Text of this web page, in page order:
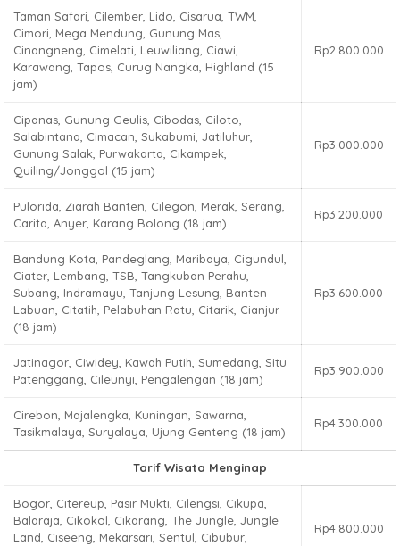
Taman Safari, Cilember, Lido, Cisarua, TWM,
Cimori, Mega Mendung, Gunung Mas,
Cinangneng, Cimelati, Leuwiliang, Ciawi,
Karawang, Tapos, Curug Nangka, Highland (15
jam)
Rp2.800.000
Cipanas, Gunung Geulis, Cibodas, Ciloto,
Salabintana, Cimacan, Sukabumi, Jatiluhur,
Gunung Salak, Purwakarta, Cikampek,
Quiling/Jonggol (15 jam)
Rp3.000.000
Pulorida, Ziarah Banten, Cilegon, Merak, Serang,
Carita, Anyer, Karang Bolong (18 jam)
Rp3.200.000
Bandung Kota, Pandeglang, Maribaya, Cigundul,
Ciater, Lembang, TSB, Tangkuban Perahu,
Subang, Indramayu, Tanjung Lesung, Banten
Labuan, Citatih, Pelabuhan Ratu, Citarik, Cianjur
(18 jam)
Rp3.600.000
Jatinagor, Ciwidey, Kawah Putih, Sumedang, Situ
Patenggang, Cileunyi, Pengalengan (18 jam)
Rp3.900.000
Cirebon, Majalengka, Kuningan, Sawarna,
Tasikmalaya, Suryalaya, Ujung Genteng (18 jam)
Rp4.300.000
Tarif Wisata Menginap
Bogor, Citereup, Pasir Mukti, Cilengsi, Cikupa,
Balaraja, Cikokol, Cikarang, The Jungle, Jungle
Land, Ciseeng, Mekarsari, Sentul, Cibubur,
Rp4.800.000